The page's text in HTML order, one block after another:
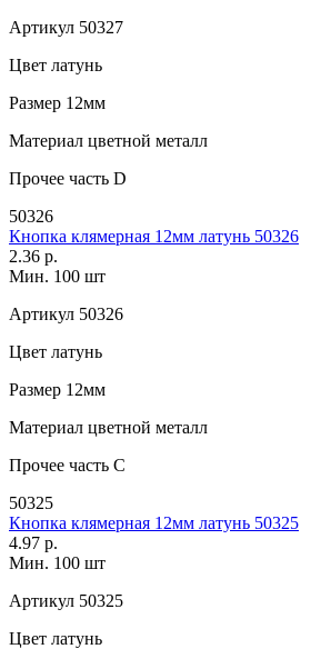
Артикул 50327
Цвет латунь
Размер 12мм
Материал цветной металл
Прочее часть D
50326
Кнопка клямерная 12мм латунь 50326
2.36 р.
Мин. 100 шт
Артикул 50326
Цвет латунь
Размер 12мм
Материал цветной металл
Прочее часть C
50325
Кнопка клямерная 12мм латунь 50325
4.97 р.
Мин. 100 шт
Артикул 50325
Цвет латунь